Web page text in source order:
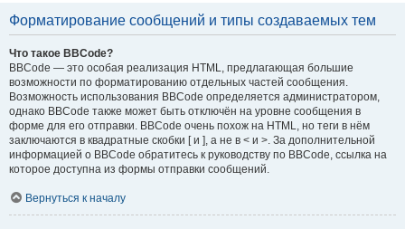
Форматирование сообщений и типы создаваемых тем
Что такое BBCode?
BBCode — это особая реализация HTML, предлагающая большие
возможности по форматированию отдельных частей сообщения.
Возможность использования BBCode определяется администратором,
однако BBCode также может быть отключён на уровне сообщения в
форме для его отправки. BBCode очень похож на HTML, но теги в нём
заключаются в квадратные скобки [ и ], а не в < и >. За дополнительной
информацией о BBCode обратитесь к руководству по BBCode, ссылка на
которое доступна из формы отправки сообщений.
Вернуться к началу